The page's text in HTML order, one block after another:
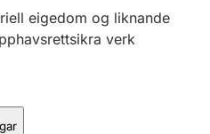
eigedom og liknande
verk